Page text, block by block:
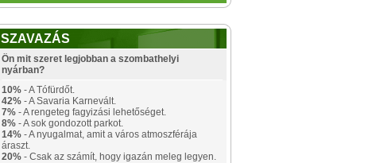
SZAVAZÁS
Ön mit szeret legjobban a szombathelyi
nyárban?
10% - A Tófürdőt.
42% - A Savaria Karnevált.
7% - A rengeteg fagyizási lehetőséget.
8% - A sok gondozott parkot.
14% - A nyugalmat, amit a város atmoszférája
áraszt.
20% - Csak az számít, hogy igazán meleg legyen.